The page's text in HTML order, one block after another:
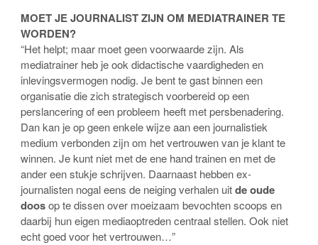
MOET JE JOURNALIST ZIJN OM MEDIATRAINER TE
WORDEN?
“Het helpt; maar moet geen voorwaarde zijn. Als
mediatrainer heb je ook didactische vaardigheden en
inlevingsvermogen nodig. Je bent te gast binnen een
organisatie die zich strategisch voorbereid op een
perslancering of een probleem heeft met persbenadering.
Dan kan je op geen enkele wijze aan een journalistiek
medium verbonden zijn om het vertrouwen van je klant te
winnen. Je kunt niet met de ene hand trainen en met de
ander een stukje schrijven. Daarnaast hebben ex-
journalisten nogal eens de neiging verhalen uitde oude
doosop te dissen over moeizaam bevochten scoops en
daarbij hun eigen mediaoptreden centraal stellen. Ook niet
echt goed voor het vertrouwen…”